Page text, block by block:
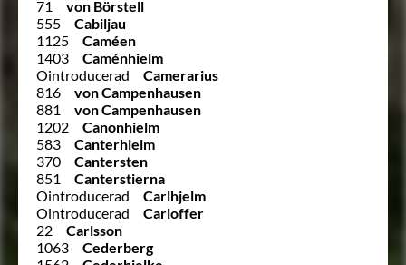
71
von Börstell
555
Cabiljau
1125
Caméen
1403
Caménhielm
Ointroducerad
Camerarius
816
von Campenhausen
881
von Campenhausen
1202
Canonhielm
583
Canterhielm
370
Cantersten
851
Canterstierna
Ointroducerad
Carlhjelm
Ointroducerad
Carloffer
22
Carlsson
1063
Cederberg